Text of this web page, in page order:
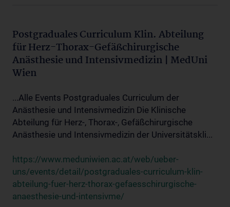
Postgraduales Curriculum Klin. Abteilung
für Herz-Thorax-Gefäßchirurgische
Anästhesie und Intensivmedizin | MedUni
Wien
...Alle Events Postgraduales Curriculum der
Anästhesie und Intensivmedizin Die Klinische
Abteilung für Herz-, Thorax-, Gefäßchirurgische
Anästhesie und Intensivmedizin der Universitätskli...
https://www.meduniwien.ac.at/web/ueber-
uns/events/detail/postgraduales-curriculum-klin-
abteilung-fuer-herz-thorax-gefaesschirurgische-
anaesthesie-und-intensivme/